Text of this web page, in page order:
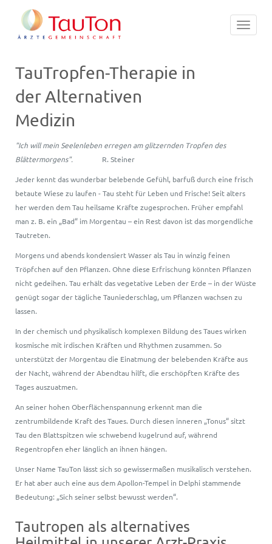
Toggle
TauTropfen-Therapie in
der Alternativen
Medizin
"Ich will mein Seelenleben erregen am glitzernden Tropfen des
Blättermorgens".
R. Steiner
Jeder kennt das wunderbar belebende Gefühl, barfuß durch eine frisch
betaute Wiese zu laufen - Tau steht für Leben und Frische! Seit alters
her werden dem Tau heilsame Kräfte zugesprochen. Früher empfahl
man z. B. ein „Bad“ im Morgentau – ein Rest davon ist das morgendliche
Tautreten.
Morgens und abends kondensiert Wasser als Tau in winzig feinen
Tröpfchen auf den Pflanzen. Ohne diese Erfrischung könnten Pflanzen
nicht gedeihen. Tau erhält das vegetative Leben der Erde – in der Wüste
genügt sogar der tägliche Tauniederschlag, um Pflanzen wachsen zu
lassen.
In der chemisch und physikalisch komplexen Bildung des Taues wirken
kosmische mit irdischen Kräften und Rhythmen zusammen. So
unterstützt der Morgentau die Einatmung der belebenden Kräfte aus
der Nacht, während der Abendtau hilft, die erschöpften Kräfte des
Tages auszuatmen.
An seiner hohen Oberflächenspannung erkennt man die
zentrumbildende Kraft des Taues. Durch diesen inneren „Tonus“ sitzt
Tau den Blattspitzen wie schwebend kugelrund auf, während
Regentropfen eher länglich an ihnen hängen.
Unser Name TauTon lässt sich so gewissermaßen musikalisch verstehen.
Er hat aber auch eine aus dem Apollon-Tempel in Delphi stammende
Bedeutung: „Sich seiner selbst bewusst werden“.
Tautropen als alternatives